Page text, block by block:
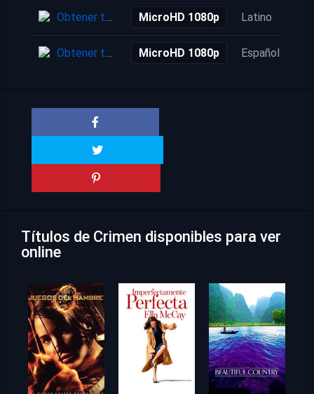
Obtener torrent MicroHD 1080p Latino
Obtener torrent MicroHD 1080p Español
Títulos de Crimen disponibles para ver
online